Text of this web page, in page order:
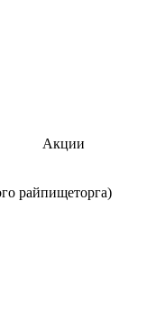
Акции
райпищеторга)